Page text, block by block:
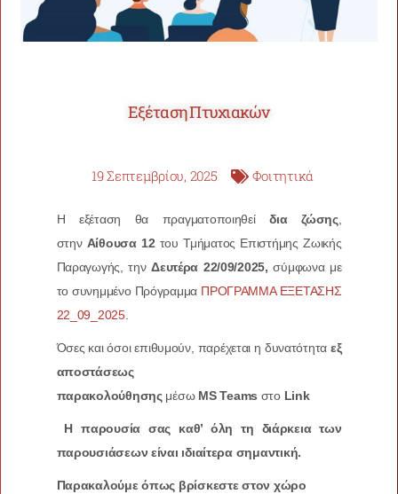
Εξέταση Πτυχιακών
19 Σεπτεμβρίου, 2025 Φοιτητικά
Η εξέταση θα πραγματοποιηθείδια ζώσης,
στην Αίθουσα 12 του Τμήματος Επιστήμης Ζωικής
Παραγωγής, τηνΔευτέρα 22/09/2025,σύμφωνα με
το συνημμένο Πρόγραμμα ΠΡΟΓΡΑΜΜΑ ΕΞΕΤΑΣΗΣ
22_09_2025.
Όσες και όσοι επιθυμούν, παρέχεται η δυνατότηταεξ
αποστάσεως
παρακολούθησηςμέσω MS Teams στο Link
Η παρουσία σας καθ’ όλη τη διάρκεια των
παρουσιάσεων είναι ιδιαίτερα σημαντική.
Παρακαλούμε όπως βρίσκεστε στον χώρο